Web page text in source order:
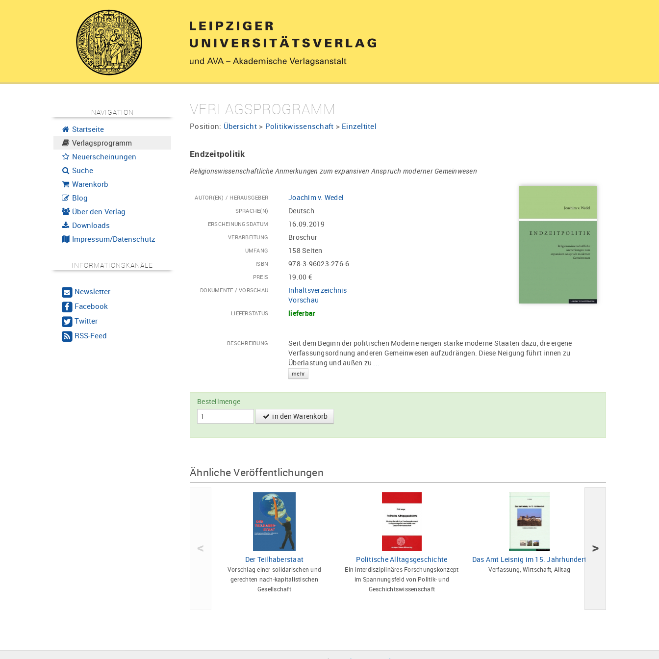
NAVIGATION
Startseite
Verlagsprogramm
Neuerscheinungen
Suche
Warenkorb
Blog
Über den Verlag
Downloads
Impressum/Datenschutz
INFORMATIONSKANÄLE
Newsletter
Facebook
Twitter
RSS-Feed
VERLAGSPROGRAMM
Position: Übersicht> Politikwissenschaft > Einzeltitel
Endzeitpolitik
Religionswissenschaftliche Anmerkungen zum expansiven Anspruch moderner Gemeinwesen
AUTOR(EN) / HERAUSGEBER Joachim v. Wedel
SPRACHE(N) Deutsch
ERSCHEINUNGSDATUM 16.09.2019
VERARBEITUNG Broschur
UMFANG 158 Seiten
ISBN 978-3-96023-276-6
PREIS 19.00 €
DOKUMENTE / VORSCHAU
Inhaltsverzeichnis
Vorschau
LIEFERSTATUS lieferbar
BESCHREIBUNG
Seit dem Beginn der politischen Moderne neigen starke moderne Staaten dazu, die eigene
Verfassungsordnung anderen Gemeinwesen aufzudrängen. Diese Neigung führt innen zu
Überlastung und außen zu ...
mehr
Bestellmenge
in den Warenkorb
Ähnliche Veröffentlichungen
Der Teilhaberstaat
Vorschlag einer solidarischen und
gerechten nach-kapitalistischen
Gesellschaft
Politische Alltagsgeschichte
Ein interdisziplinäres Forschungskonzept
im Spannungsfeld von Politik- und
Geschichtswissenschaft
Das Amt Leisnig im 15. Jahrhundert
Verfassung, Wirtschaft, Alltag
< >